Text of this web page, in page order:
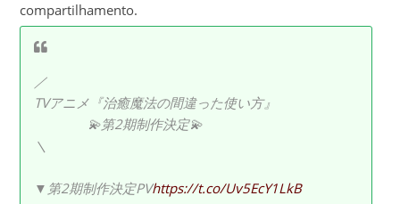
compartilhamento.
／
TVアニメ『治癒魔法の間違った使い方』
💫第2期制作決定💫
＼
▼第2期制作決定PVhttps://t.co/Uv5EcY1LkB